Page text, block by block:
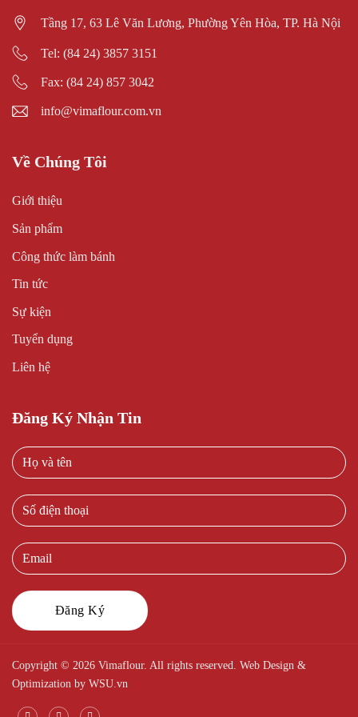
Tầng 17, 63 Lê Văn Lương, Phường Yên Hòa, TP. Hà Nội
Tel: (84 24) 3857 3151
Fax: (84 24) 857 3042
info@vimaflour.com.vn
Về Chúng Tôi
Giới thiệu
Sản phẩm
Công thức làm bánh
Tin tức
Sự kiện
Tuyển dụng
Liên hệ
Đăng Ký Nhận Tin
Copyright © 2026 Vimaflour. All rights reserved. Web Design &
Optimization by WSU.vn